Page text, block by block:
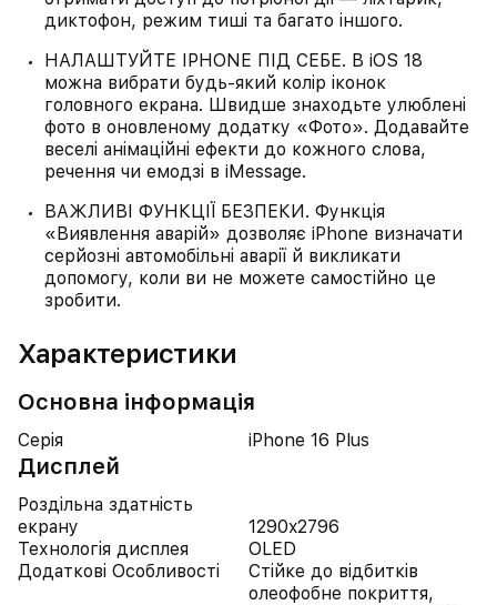
диктофон, режим тиші та багато іншого.
НАЛАШТУЙТЕ IPHONE ПІД СЕБЕ. В iOS 18
можна вибрати будь-який колір іконок
головного екрана. Швидше знаходьте улюблені
фото в оновленому додатку «Фото». Додавайте
веселі анімаційні ефекти до кожного слова,
речення чи емодзі в iMessage.
ВАЖЛИВІ ФУНКЦІЇ БЕЗПЕКИ. Функція
«Виявлення аварій» дозволяє iPhone визначати
серйозні автомобільні аварії й викликати
допомогу, коли ви не можете самостійно це
зробити.
Характеристики
Основна інформація
Серія iPhone 16 Plus
Дисплей
Роздільна здатність
екрану
1290x2796
Технологія дисплея
OLED
Додаткові Особливості
Стійке до відбитків
олеофобне покриття,